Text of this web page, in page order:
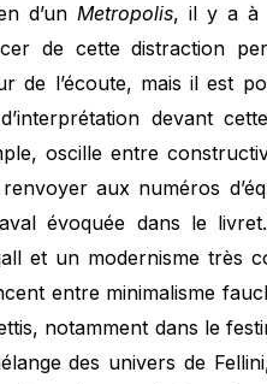
d’unMetropolis, il y a à
de cette distraction
de l’écoute, mais il est
devant
oscille entre
aux numéros
évoquée dans le
et un modernisme très
entre minimalisme
notamment dans le
des univers de